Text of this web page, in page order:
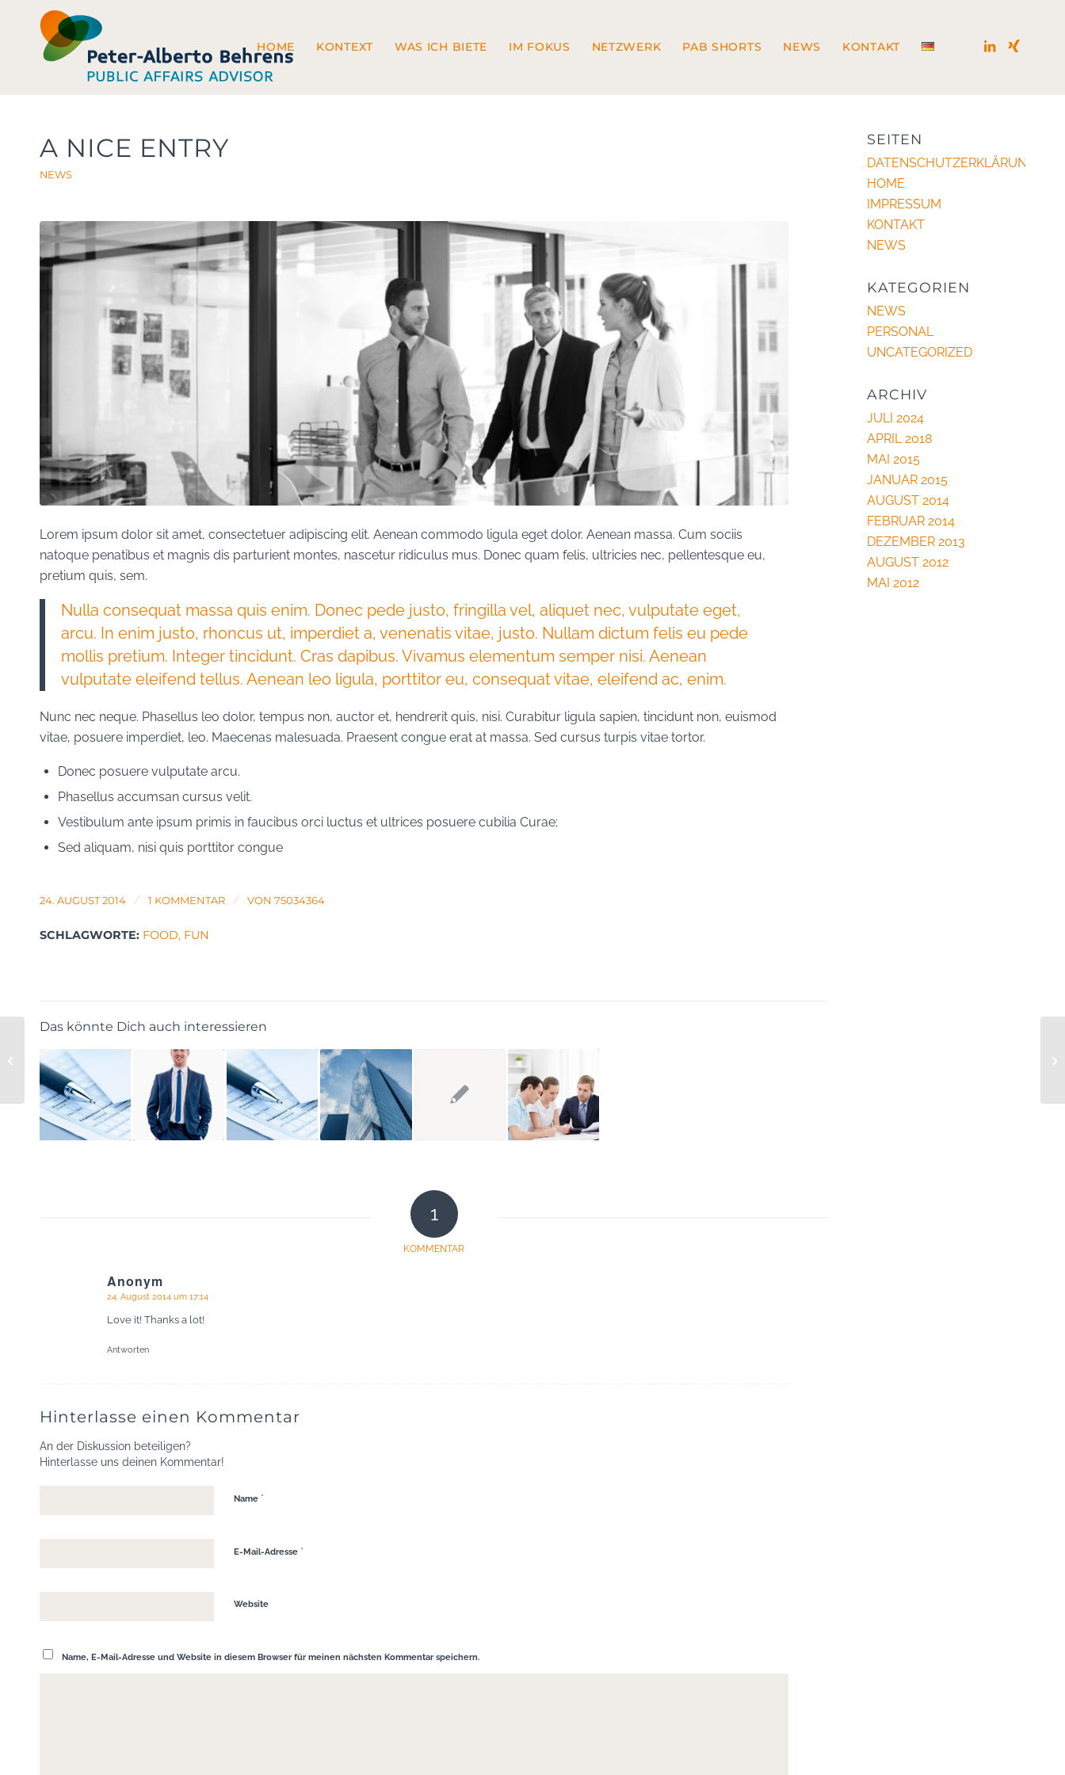
HOME KONTEXT WAS ICH BIETE IM FOKUS NETZWERK PAB SHORTS NEWS KONTAKT
A NICE ENTRY
NEWS
Lorem ipsum dolor sit amet, consectetuer adipiscing elit. Aenean commodo ligula eget dolor. Aenean massa. Cum sociis
natoque penatibus et magnis dis parturient montes, nascetur ridiculus mus. Donec quam felis, ultricies nec, pellentesque eu,
pretium quis, sem.
Nulla consequat massa quis enim. Donec pede justo, fringilla vel, aliquet nec, vulputate eget,
arcu. In enim justo, rhoncus ut, imperdiet a, venenatis vitae, justo. Nullam dictum felis eu pede
mollis pretium. Integer tincidunt. Cras dapibus. Vivamus elementum semper nisi. Aenean
vulputate eleifend tellus. Aenean leo ligula, porttitor eu, consequat vitae, eleifend ac, enim.
Nunc nec neque. Phasellus leo dolor, tempus non, auctor et, hendrerit quis, nisi. Curabitur ligula sapien, tincidunt non, euismod
vitae, posuere imperdiet, leo. Maecenas malesuada. Praesent congue erat at massa. Sed cursus turpis vitae tortor.
Donec posuere vulputate arcu.
Phasellus accumsan cursus velit.
Vestibulum ante ipsum primis in faucibus orci luctus et ultrices posuere cubilia Curae;
Sed aliquam, nisi quis porttitor congue
24. AUGUST 2014 / 1 KOMMENTAR / VON 75034364
SCHLAGWORTE: FOOD, FUN
Das könnte Dich auch interessieren
1
KOMMENTAR
Anonym
sagte:
24. August 2014 um 17:14
Love it! Thanks a lot!
Antworten
Hinterlasse einen Kommentar
An der Diskussion beteiligen?
Hinterlasse uns deinen Kommentar!
Name *
E-Mail-Adresse *
Website
Name, E-Mail-Adresse und Website in diesem Browser für meinen nächsten Kommentar speichern.
SEITEN
DATENSCHUTZERKLÄRUNG
HOME
IMPRESSUM
KONTAKT
NEWS
KATEGORIEN
NEWS
PERSONAL
UNCATEGORIZED
ARCHIV
JULI 2024
APRIL 2018
MAI 2015
JANUAR 2015
AUGUST 2014
FEBRUAR 2014
DEZEMBER 2013
AUGUST 2012
MAI 2012
Entry without preview image